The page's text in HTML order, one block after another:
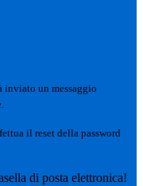
inviato un messaggio
il reset della password
di posta elettronica!